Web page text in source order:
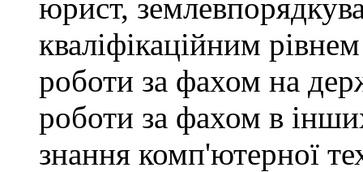
юрист,
кваліфікаційним
роботи за фахом на
роботи за фахом в
знання комп'ютерної